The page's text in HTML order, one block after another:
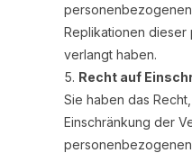
Replikationen
verlangt haben.
Recht auf
Sie haben das
Einschränkung der